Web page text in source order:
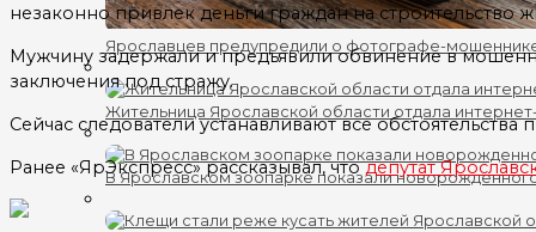
Ярославцев предупредили о фотографе-
Жительница Ярославской области отдала
В Ярославском зоопарке показали
незаконно привлек деньги граждан на строительство
Мужчину задержали и предъявили обвинение в
заключения под стражу.
Сейчас следователи устанавливают все
Ранее «ЯрЭкспресс» рассказывал, чтодепутат